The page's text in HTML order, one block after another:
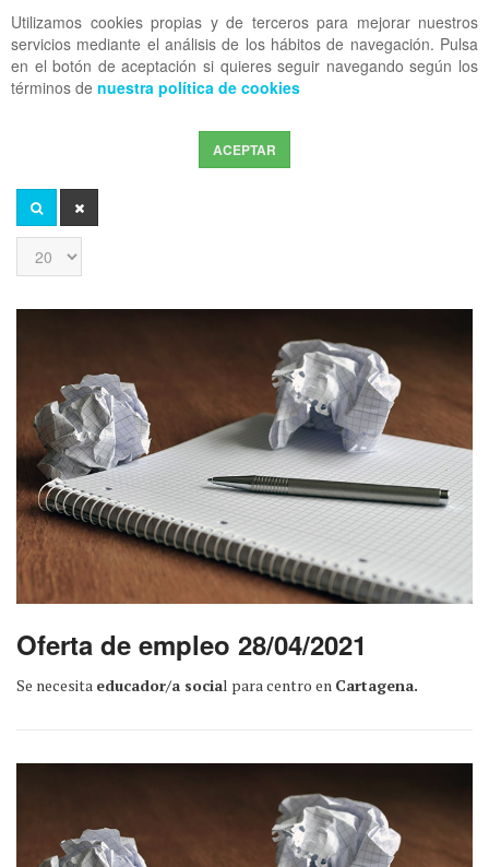
Utilizamos cookies propias y de terceros para mejorar nuestros
servicios mediante el análisis de los hábitos de navegación. Pulsa
en el botón de aceptación si quieres seguir navegando según los
términos de nuestra política de cookies
ACEPTAR
OFF CANVAS
del
títuloBUSCAR
Cantidad
a
Oferta de empleo 28/04/2021
Se necesita educador/a social para centro en Cartagena.